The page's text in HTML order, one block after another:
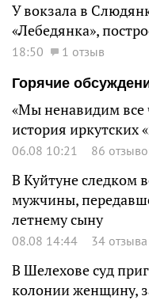
У вокзала в
«Лебедянка»,
18:50
1 отзыв
Горячие
«Мы ненавидим все
история иркутских
06.08 10:21 86
В Куйтуне следком
мужчины,
летнему сыну
08.08 14:44 34 отзыва
В Шелехове суд
колонии женщину,